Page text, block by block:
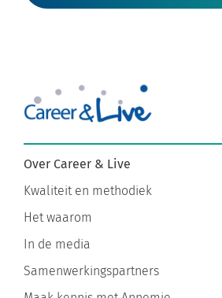
Over Career & Live
Kwaliteit en methodiek
Het waarom
In de media
Samenwerkingspartners